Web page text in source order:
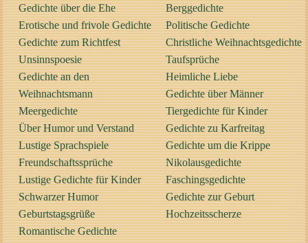
Gedichte über die Ehe
Erotische und frivole Gedichte
Gedichte zum Richtfest
Unsinnspoesie
Gedichte an den
Weihnachtsmann
Meergedichte
Über Humor und Verstand
Lustige Sprachspiele
Freundschaftssprüche
Lustige Gedichte für Kinder
Schwarzer Humor
Geburtstagsgrüße
Romantische Gedichte
Berggedichte
Politische Gedichte
Christliche Weihnachtsgedichte
Taufsprüche
Heimliche Liebe
Gedichte über Männer
Tiergedichte für Kinder
Gedichte zu Karfreitag
Gedichte um die Krippe
Nikolausgedichte
Faschingsgedichte
Gedichte zur Geburt
Hochzeitsscherze